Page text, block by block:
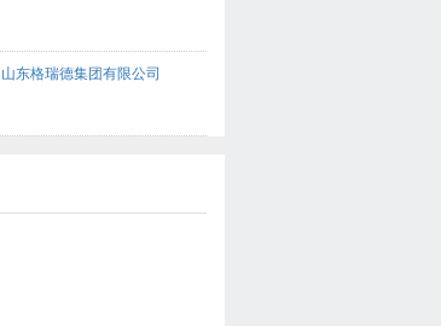
山东格瑞德集团有限公司